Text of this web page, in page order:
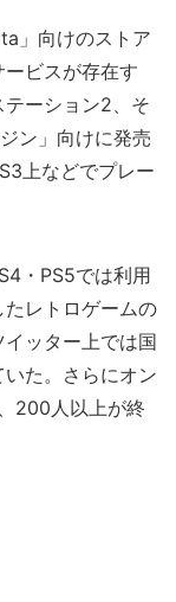
」向けのストア
ビスが存在す
ーション2、そ
ン」向けに発売
上などでプレー
・PS5では利用
レトロゲームの
ッター上では国
た。さらにオン
200人以上が終